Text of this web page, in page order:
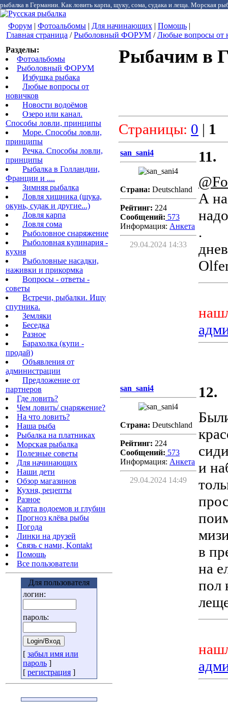
рыбалка в Германии. Как ловить карпа, щуку, сома, судака и леща. Морская
Форум | Фотоальбомы | Для начинающих | Помощь |
Главная страница /Рыболовный ФОРУМ /Любые вопросы от
Разделы:
Фотоальбомы
Рыболовный ФОРУМ
Избушка рыбака
Любые вопросы от
новичков
Новости водоёмов
Озеро или канал.
Способы ловли, принципы
Море. Способы ловли,
принципы
Речка. Способы ловли,
принципы
Рыбалка в Голландии,
Франции и ....
Зимняя рыбалка
Ловля хищника (щука,
окунь, судак и другие...)
Ловля карпа
Ловля сома
Рыболовное снаряжение
Рыболовная кулинария -
кухня
Рыболовные насадки,
наживки и прикормка
Вопросы - ответы -
советы
Встречи, рыбалки. Ищу
спутника.
Земляки
Беседка
Разное
Барахолка (купи -
продай)
Объявления от
администрации
Предложение от
партнеров
Где ловить?
Чем ловить/ снаряжение?
На что ловить?
Наша рыба
Рыбалка на платниках
Морская рыбалка
Полезные советы
Для начинающих
Наши дети
Обзор магазинов
Кухня, рецепты
Разное
Карта водоемов и глубин
Прогноз клёва рыбы
Погода
Линки на друзей
Связь с нами, Kontakt
Помощь
Все пользователи
Для пользователя
логин:
пароль:
[ забыл имя или
пароль ]
[ регистрация ]
Рыбачим в
Страницы: 0 | 1
san_sani4
Страна: Deutschland
Рейтинг: 224
Сообщений: 573
Информация: Aнкета
29.04.2024 14:33
11.
А на
.
san_sani4
Страна: Deutschland
Рейтинг: 224
Сообщений: 573
Информация: Aнкета
29.04.2024 14:49
12.
и
в
на
пол